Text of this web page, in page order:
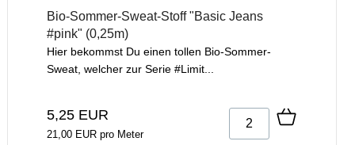
Bio-Sommer-Sweat-Stoff "Basic Jeans
#pink" (0,25m)
Hier bekommst Du einen tollen Bio-Sommer-
Sweat, welcher zur Serie #Limit...
5,25 EUR
21,00 EUR pro Meter